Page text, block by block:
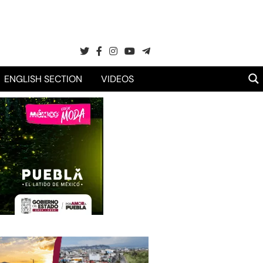
ENGLISH SECTION VIDEOS